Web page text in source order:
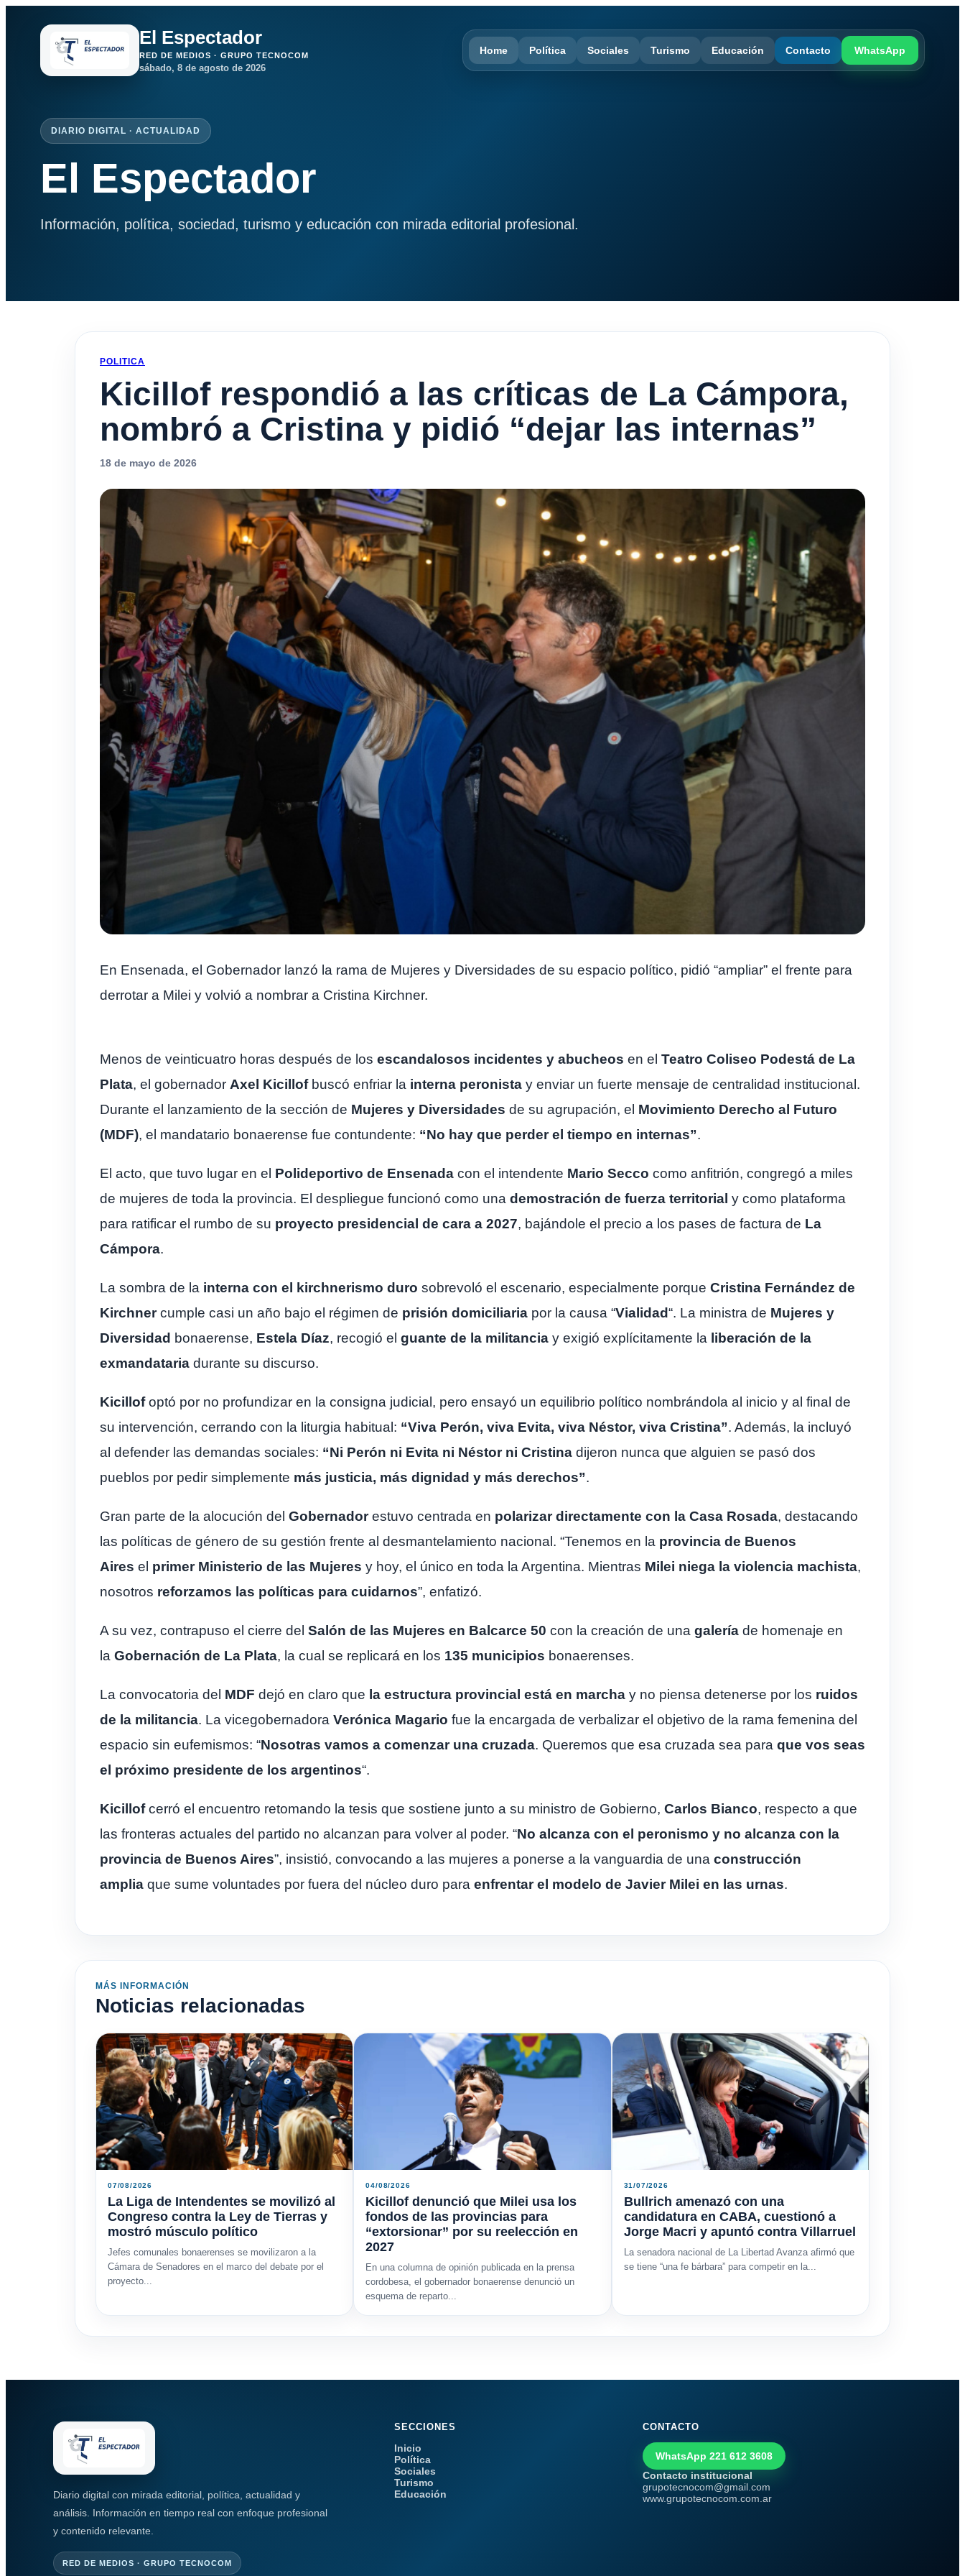
El Espectador
RED DE MEDIOS · GRUPO TECNOCOM
sábado, 8 de agosto de 2026
Home Política Sociales Turismo Educación Contacto WhatsApp
DIARIO DIGITAL · ACTUALIDAD
El Espectador
Información, política, sociedad, turismo y educación con mirada editorial profesional.
POLITICA
Kicillof respondió a las críticas de La Cámpora,
nombró a Cristina y pidió “dejar las internas”
18 de mayo de 2026
En Ensenada, el Gobernador lanzó la rama de Mujeres y Diversidades de su espacio político, pidió “ampliar” el frente para
derrotar a Milei y volvió a nombrar a Cristina Kirchner.
Menos de veinticuatro horas después de los escandalosos incidentes y abucheos en el Teatro Coliseo Podestá de La
Plata, el gobernador Axel Kicillofbuscó enfriar la interna peronista y enviar un fuerte mensaje de centralidad institucional.
Durante el lanzamiento de la sección de Mujeres y Diversidades de su agrupación, el Movimiento Derecho al Futuro
(MDF), el mandatario bonaerense fue contundente: “No hay que perder el tiempo en internas”.
El acto, que tuvo lugar en el Polideportivo de Ensenada con el intendente Mario Secco como anfitrión, congregó a miles
de mujeres de toda la provincia. El despliegue funcionó como una demostración de fuerza territorial y como plataforma
para ratificar el rumbo de su proyecto presidencial de cara a 2027, bajándole el precio a los pases de factura de La
Cámpora.
La sombra de la interna con el kirchnerismo duro sobrevoló el escenario, especialmente porque Cristina Fernández de
Kirchnercumple casi un año bajo el régimen de prisión domiciliaria por la causa “Vialidad“. La ministra de Mujeres y
Diversidad bonaerense, Estela Díaz, recogió el guante de la militancia y exigió explícitamente la liberación de la
exmandataria durante su discurso.
Kicillofoptó por no profundizar en la consigna judicial, pero ensayó un equilibrio político nombrándola al inicio y al final de
su intervención, cerrando con la liturgia habitual: “Viva Perón, viva Evita, viva Néstor, viva Cristina”. Además, la incluyó
al defender las demandas sociales: “Ni Perón ni Evita ni Néstor ni Cristina dijeron nunca que alguien se pasó dos
pueblos por pedir simplemente más justicia, más dignidad y más derechos”.
Gran parte de la alocución del Gobernadorestuvo centrada en polarizar directamente con la Casa Rosada, destacando
las políticas de género de su gestión frente al desmantelamiento nacional. “Tenemos en la provincia de Buenos
Aires el primer Ministerio de las Mujeres y hoy, el único en toda la Argentina. Mientras Milei niega la violencia machista,
nosotros reforzamos las políticas para cuidarnos”, enfatizó.
A su vez, contrapuso el cierre del Salón de las Mujeres en Balcarce 50 con la creación de una galería de homenaje en
la Gobernación de La Plata, la cual se replicará en los 135 municipios bonaerenses.
La convocatoria del MDF dejó en claro que la estructura provincial está en marcha y no piensa detenerse por los ruidos
de la militancia. La vicegobernadora Verónica Magario fue la encargada de verbalizar el objetivo de la rama femenina del
espacio sin eufemismos: “Nosotras vamos a comenzar una cruzada. Queremos que esa cruzada sea para que vos seas
el próximo presidente de los argentinos“.
Kicillofcerró el encuentro retomando la tesis que sostiene junto a su ministro de Gobierno, Carlos Bianco, respecto a que
las fronteras actuales del partido no alcanzan para volver al poder. “No alcanza con el peronismo y no alcanza con la
provincia de Buenos Aires”, insistió, convocando a las mujeres a ponerse a la vanguardia de una construcción
amplia que sume voluntades por fuera del núcleo duro para enfrentar el modelo de Javier Milei en las urnas.
MÁS INFORMACIÓN
Noticias relacionadas
07/08/2026
La Liga de Intendentes se movilizó al
Congreso contra la Ley de Tierras y
mostró músculo político
Jefes comunales bonaerenses se movilizaron a la
Cámara de Senadores en el marco del debate por el
proyecto...
04/08/2026
Kicillof denunció que Milei usa los
fondos de las provincias para
“extorsionar” por su reelección en
2027
En una columna de opinión publicada en la prensa
cordobesa, el gobernador bonaerense denunció un
esquema de reparto...
31/07/2026
Bullrich amenazó con una
candidatura en CABA, cuestionó a
Jorge Macri y apuntó contra Villarruel
La senadora nacional de La Libertad Avanza afirmó que
se tiene “una fe bárbara” para competir en la...
Diario digital con mirada editorial, política, actualidad y
análisis. Información en tiempo real con enfoque profesional
y contenido relevante.
RED DE MEDIOS · GRUPO TECNOCOM
SECCIONES
Inicio
Política
Sociales
Turismo
Educación
CONTACTO
WhatsApp 221 612 3608
Contacto institucional
grupotecnocom@gmail.com
www.grupotecnocom.com.ar